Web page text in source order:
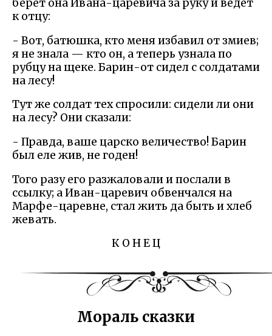
берет она Ивана-царевича за руку и ведет
к отцу:
- Вот, батюшка, кто меня избавил от змиев;
я не знала — кто он, а теперь узнала по
рубцу на щеке. Барин-от сидел с солдатами
на лесу!
Тут же солдат тех спросили: сидели ли они
на лесу? Они сказали:
- Правда, ваше царско величество! Барин
был еле жив, не годен!
Того разу его разжаловали и послали в
ссылку; а Иван-царевич обвенчался на
Марфе-царевне, стал жить да быть и хлеб
жевать.
К О Н Е Ц
Мораль сказки